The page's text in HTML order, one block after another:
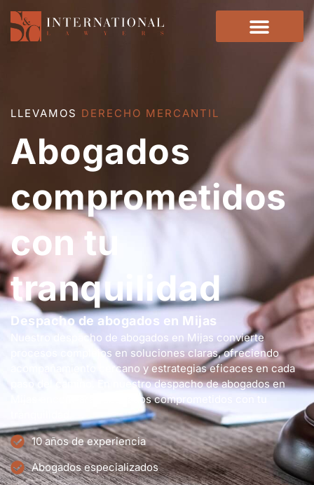
LLEVAMOS DERECHO DE FAMILIA
Abogados
comprometidos
con tu
tranquilidad
Despacho de abogados en Mijas
Nuestro despacho de abogados en Mijas convierte
procesos complejos en soluciones claras, ofreciendo
acompañamiento cercano y estrategias eficaces en cada
paso del camino. En nuestro despacho de abogados en
Mijas encontrarás abogados comprometidos con tu
10 años de experiencia
Abogados especializados